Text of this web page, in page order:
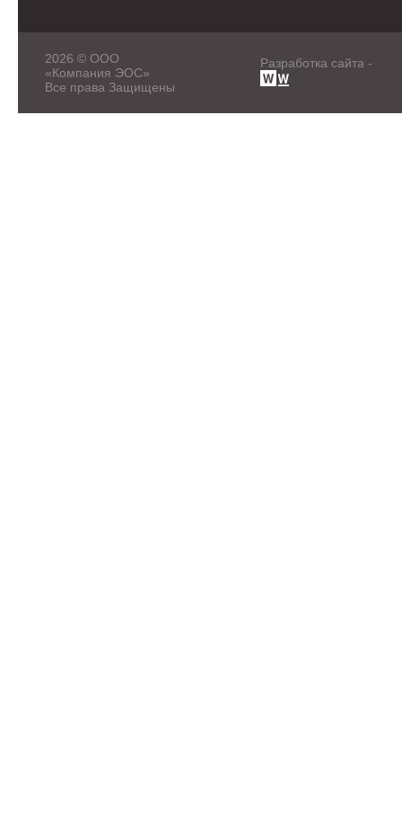
2026 © ООО
«Компания ЭОС»
Все права Защищены
Разработка сайта -